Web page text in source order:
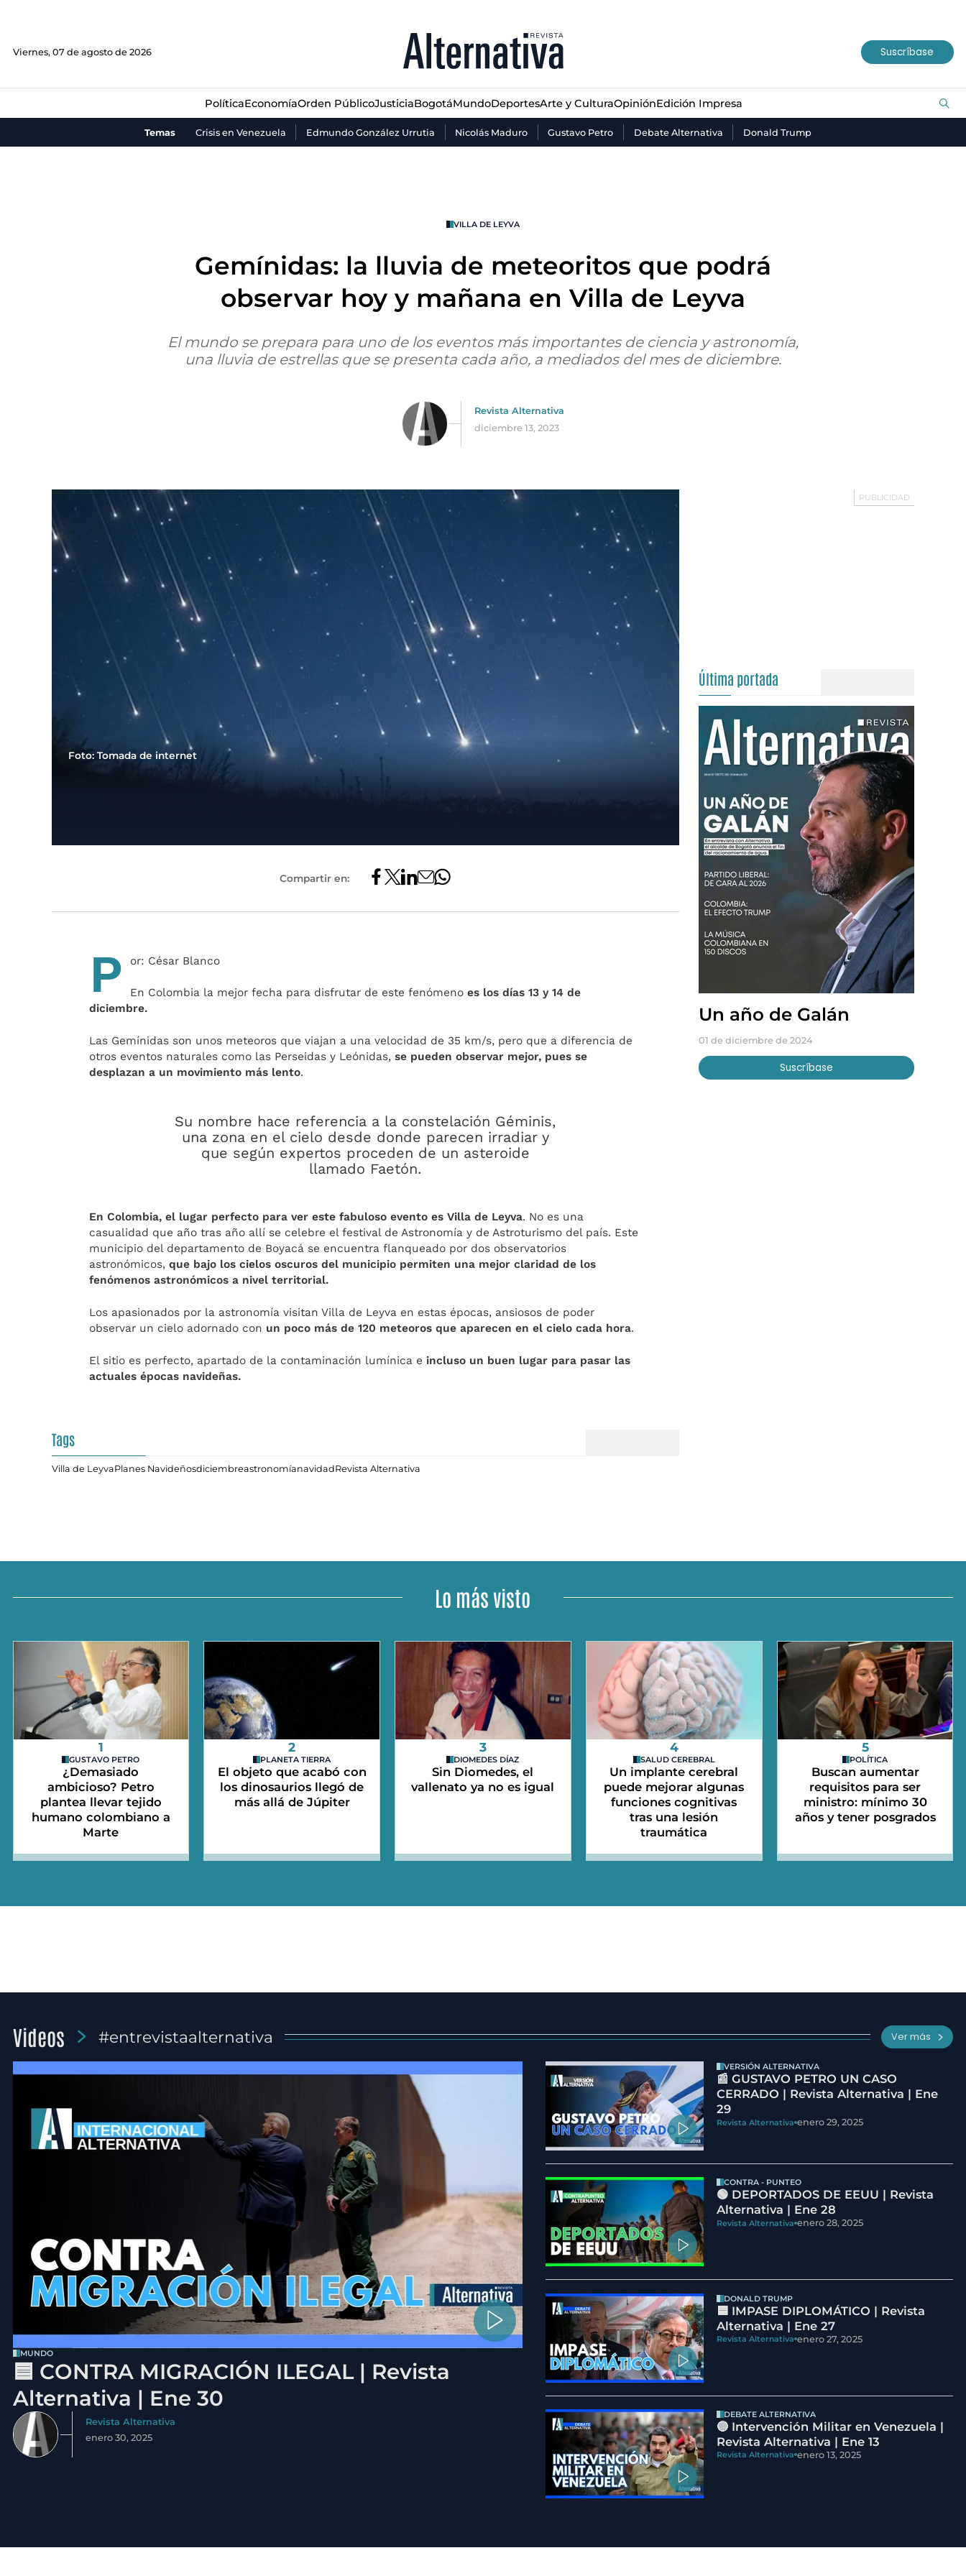
Viernes, 07 de agosto de 2026 Suscríbase
PolíticaEconomíaOrden PúblicoJusticiaBogotáMundoDeportesArte y CulturaOpiniónEdición Impresa
Temas Crisis en Venezuela Edmundo González Urrutia Nicolás Maduro Gustavo Petro Debate Alternativa Donald Trump
JusticiaBogotáMundo Deportes Arte y Cultura
VILLA DE LEYVA
Gemínidas: la lluvia de meteoritos que podrá
observar hoy y mañana en Villa de Leyva
El mundo se prepara para uno de los eventos más importantes de ciencia y astronomía,
una lluvia de estrellas que se presenta cada año, a mediados del mes de diciembre.
Revista Alternativa
diciembre 13, 2023
Foto: Tomada de internet
Compartir en:
P or: César Blanco
En Colombia la mejor fecha para disfrutar de este fenómenoes los días 13 y 14 de
diciembre.
Las Gemínidas son unos meteoros que viajan a una velocidad de 35 km/s, pero que a diferencia de
otros eventos naturales como las Perseidas y Leónidas,se pueden observar mejor, pues se
desplazan a un movimiento más lento.
Su nombre hace referencia a la constelación Géminis,
una zona en el cielo desde donde parecen irradiar y
que según expertos proceden de un asteroide
llamado Faetón.
En Colombia, el lugar perfecto para ver este fabuloso evento es Villa de Leyva. No es una
casualidad que año tras año allí se celebre el festival de Astronomía y de Astroturismo del país. Este
municipio del departamento de Boyacá se encuentra flanqueado por dos observatorios
astronómicos,que bajo los cielos oscuros del municipio permiten una mejor claridad de los
fenómenos astronómicos a nivel territorial.
Los apasionados por la astronomía visitan Villa de Leyva en estas épocas, ansiosos de poder
observar un cielo adornado con un poco más de 120 meteoros que aparecen en el cielo cada hora.
El sitio es perfecto, apartado de la contaminación lumínica e incluso un buen lugar para pasar las
actuales épocas navideñas.
Tags
Villa de LeyvaPlanes NavideñosdiciembreastronomíanavidadRevista Alternativa
Última portada
Un año de Galán
01 de diciembre de 2024
Suscríbase
Lo más visto
1
GUSTAVO PETRO
¿Demasiado
ambicioso? Petro
plantea llevar tejido
humano colombiano a
Marte
2
PLANETA TIERRA
El objeto que acabó con
los dinosaurios llegó de
más allá de Júpiter
3
DIOMEDES DÍAZ
Sin Diomedes, el
vallenato ya no es igual
4
SALUD CEREBRAL
Un implante cerebral
puede mejorar algunas
funciones cognitivas
tras una lesión
traumática
5
POLÍTICA
Buscan aumentar
requisitos para ser
ministro: mínimo 30
años y tener posgrados
Videos #entrevistaalternativa Ver más
MUNDO
🟦 CONTRA MIGRACIÓN ILEGAL | Revista
Alternativa | Ene 30
Revista Alternativa
enero 30, 2025
VERSIÓN ALTERNATIVA
📰 GUSTAVO PETRO UN CASO
CERRADO | Revista Alternativa | Ene
29
Revista Alternativa enero 29, 2025
CONTRA - PUNTEO
🟢 DEPORTADOS DE EEUU | Revista
Alternativa | Ene 28
Revista Alternativa enero 28, 2025
DONALD TRUMP
🟦 IMPASE DIPLOMÁTICO | Revista
Alternativa | Ene 27
Revista Alternativa enero 27, 2025
DEBATE ALTERNATIVA
🔵 Intervención Militar en Venezuela |
Revista Alternativa | Ene 13
Revista Alternativa enero 13, 2025